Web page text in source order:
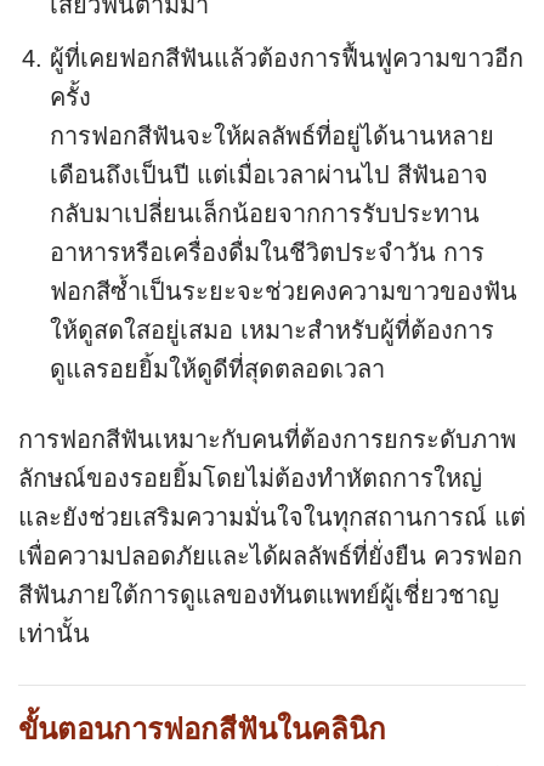
ผู้ที่เคยฟอกสีฟันแล้วต้องการฟื้นฟูความขาวอีก
ครั้ง
การฟอกสีฟันจะให้ผลลัพธ์ที่อยู่ได้นานหลาย
เดือนถึงเป็นปี แต่เมื่อเวลาผ่านไป สีฟันอาจ
กลับมาเปลี่ยนเล็กน้อยจากการรับประทาน
อาหารหรือเครื่องดื่มในชีวิตประจำวัน การ
ฟอกสีซ้ำเป็นระยะจะช่วยคงความขาวของฟัน
ให้ดูสดใสอยู่เสมอ เหมาะสำหรับผู้ที่ต้องการ
ดูแลรอยยิ้มให้ดูดีที่สุดตลอดเวลา
การฟอกสีฟันเหมาะกับคนที่ต้องการยกระดับภาพ
ลักษณ์ของรอยยิ้มโดยไม่ต้องทำหัตถการใหญ่
และยังช่วยเสริมความมั่นใจในทุกสถานการณ์ แต่
เพื่อความปลอดภัยและได้ผลลัพธ์ที่ยั่งยืน ควรฟอก
สีฟันภายใต้การดูแลของทันตแพทย์ผู้เชี่ยวชาญ
เท่านั้น
ขั้นตอนการฟอกสีฟันในคลินิก